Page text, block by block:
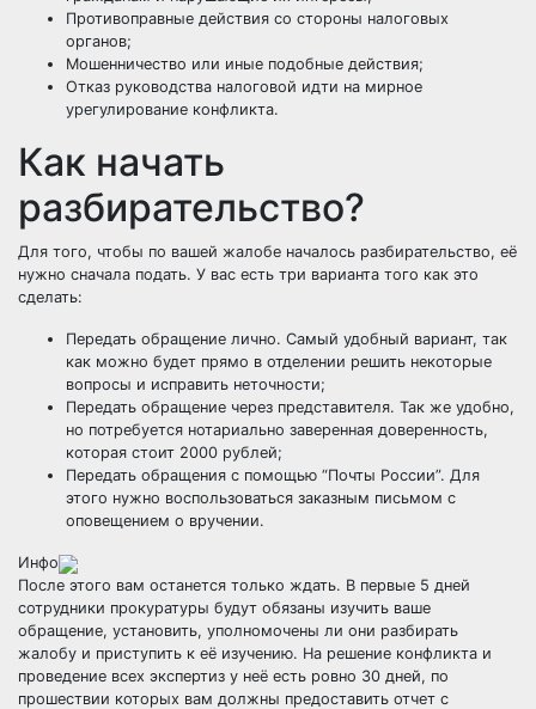
Противоправные действия со стороны налоговых
органов;
Мошенничество или иные подобные действия;
Отказ руководства налоговой идти на мирное
урегулирование конфликта.
Как начать
разбирательство?
Для того, чтобы по вашей жалобе началось разбирательство, её
нужно сначала подать. У вас есть три варианта того как это
сделать:
Передать обращение лично. Самый удобный вариант, так
как можно будет прямо в отделении решить некоторые
вопросы и исправить неточности;
Передать обращение через представителя. Так же удобно,
но потребуется нотариально заверенная доверенность,
которая стоит 2000 рублей;
Передать обращения с помощью “Почты России”. Для
этого нужно воспользоваться заказным письмом с
оповещением о вручении.
Инфо
После этого вам останется только ждать. В первые 5 дней
сотрудники прокуратуры будут обязаны изучить ваше
обращение, установить, уполномочены ли они разбирать
жалобу и приступить к её изучению. На решение конфликта и
проведение всех экспертиз у неё есть ровно 30 дней, по
прошествии которых вам должны предоставить отчет с